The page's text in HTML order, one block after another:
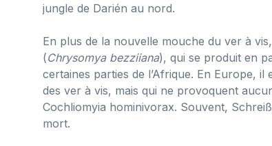
jungle de Darién au nord.
En plus de la nouvelle mouche du ver à
(Chrysomya bezziiana), qui se produit en
certaines parties de l’Afrique. En Europe,
des ver à vis, mais qui ne provoquent
Cochliomyia hominivorax. Souvent,
mort.